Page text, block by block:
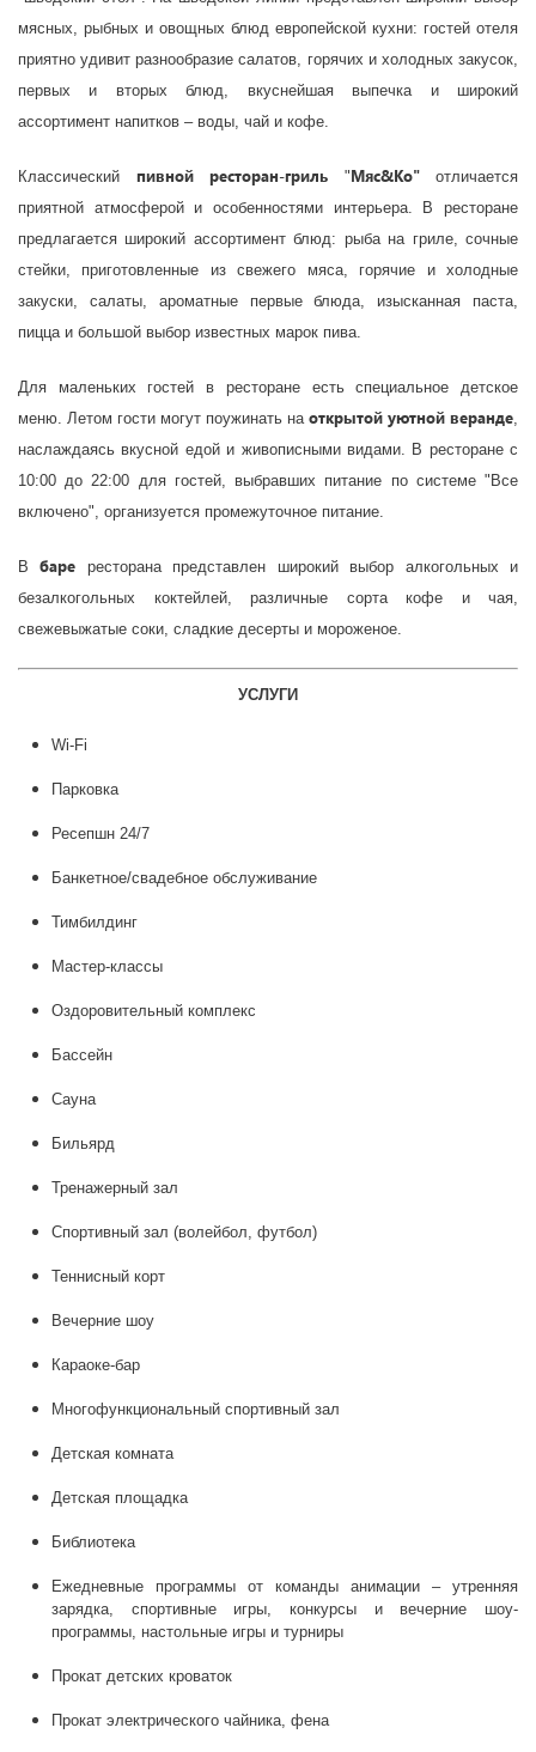
мясных, рыбных и овощных блюд европейской кухни: гостей отеля
приятно удивит разнообразие салатов, горячих и холодных закусок,
первых и вторых блюд, вкуснейшая выпечка и широкий
ассортимент напитков – воды, чай и кофе.
Классический пивной ресторан-гриль "Мяс&Ко" отличается
приятной атмосферой и особенностями интерьера. В ресторане
предлагается широкий ассортимент блюд: рыба на гриле, сочные
стейки, приготовленные из свежего мяса, горячие и холодные
закуски, салаты, ароматные первые блюда, изысканная паста,
пицца и большой выбор известных марок пива.
Для маленьких гостей в ресторане есть специальное детское
меню. Летом гости могут поужинать на открытой уютной веранде,
наслаждаясь вкусной едой и живописными видами. В ресторане с
10:00 до 22:00 для гостей, выбравших питание по системе "Все
включено", организуется промежуточное питание.
Вбаре ресторана представлен широкий выбор алкогольных и
безалкогольных коктейлей, различные сорта кофе и чая,
свежевыжатые соки, сладкие десерты и мороженое.
УСЛУГИ
Wi-Fi
Парковка
Ресепшн 24/7
Банкетное/свадебное обслуживание
Тимбилдинг
Мастер-классы
Оздоровительный комплекс
Бассейн
Сауна
Бильярд
Тренажерный зал
Спортивный зал (волейбол, футбол)
Теннисный корт
Вечерние шоу
Караоке-бар
Многофункциональный спортивный зал
Детская комната
Детская площадка
Библиотека
Ежедневные программы от команды анимации – утренняя
зарядка, спортивные игры, конкурсы и вечерние шоу-
программы, настольные игры и турниры
Прокат детских кроваток
Прокат электрического чайника, фена